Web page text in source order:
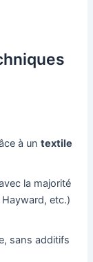
à untextile
la majorité
etc.)
sans additifs